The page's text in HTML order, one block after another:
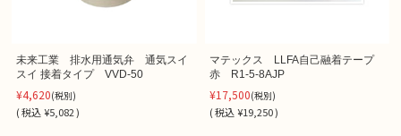
未来工業 排水用通気弁 通気スイ
スイ 接着タイプ VVD-50
¥4,620(税別)
(税込¥5,082 )
マテックス LLFA自己融着テープ
赤 R1-5-8AJP
¥17,500(税別)
(税込 ¥19,250 )